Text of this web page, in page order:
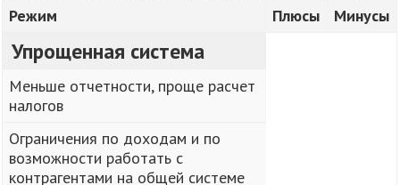
Режим
Плюсы Минусы
Упрощенная система
Меньше отчетности, проще расчет
налогов
Ограничения по доходам и по
возможности работать с
контрагентами на общей системе